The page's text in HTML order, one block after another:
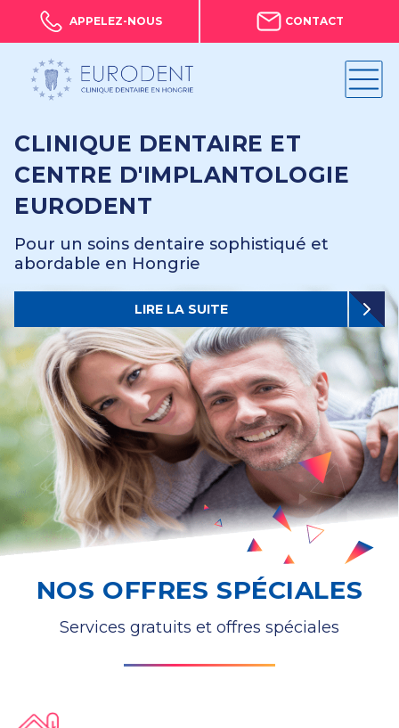
APPELEZ-NOUS CONTACT
CLINIQUE DENTAIRE ET
CENTRE D'IMPLANTOLOGIE
EURODENT
Pour un soins dentaire sophistiqué et
abordable en Hongrie
LIRE LA SUITE
NOS OFFRES SPÉCIALES
Services gratuits et offres spéciales